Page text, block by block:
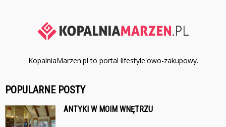
KopalniaMarzen.pl to portal lifestyle'owo-zakupowy.
POPULARNE POSTY
ANTYKI W MOIM WNĘTRZU